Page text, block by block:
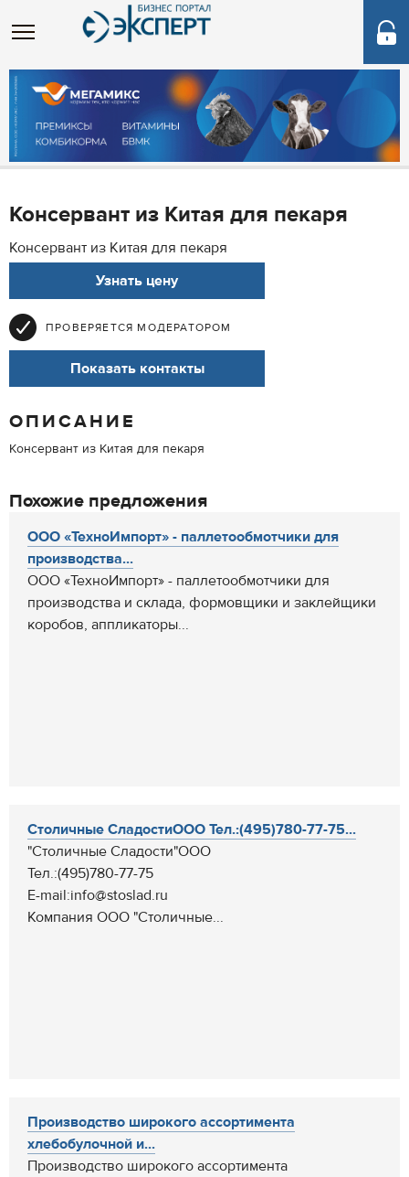
Консервант из Китая для пекаря
Консервант из Китая для пекаря
Узнать цену
ПРОВЕРЯЕТСЯ МОДЕРАТОРОМ
Показать контакты
ОПИСАНИЕ
Консервант из Китая для пекаря
Похожие предложения
ООО «ТехноИмпорт» - паллетообмотчики для
производства...
ООО «ТехноИмпорт» - паллетообмотчики для
производства и склада, формовщики и заклейщики
коробов, аппликаторы...
Столичные СладостиOOO Тел.:(495)780-77-75...
"Столичные Сладости"OOO
Тел.:(495)780-77-75
Е-mail:info@stoslad.ru
Компания ООО "Столичные...
Производство широкого ассортимента
хлебобулочной и...
Производство широкого ассортимента